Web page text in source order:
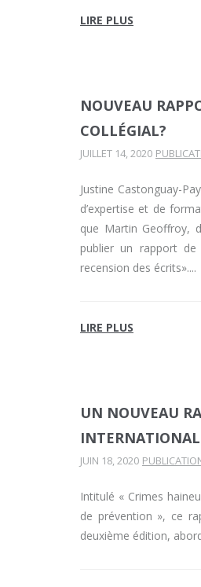
LIRE PLUS
NOUVEAU
COLLÉGIAL?
JUILLET 14, 2020
Justine Castonguay-
d’expertise et de
que Martin Geoffroy,
publier un rapport de
recension des écrits».
LIRE PLUS
UN NOUVEAU
JUIN 18, 2020
Intitulé « Crimes
de prévention », ce
deuxième édition,